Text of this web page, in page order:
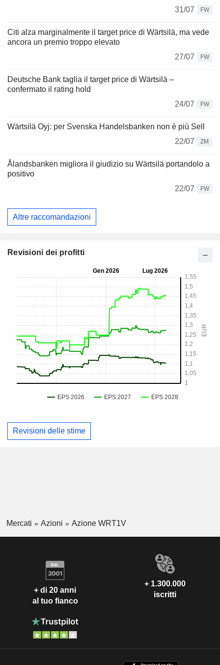
31/07
FW
Citi alza marginalmente il target price di Wärtsilä, ma vede
ancora un premio troppo elevato
27/07
FW
Deutsche Bank taglia il target price di Wärtsilä –
confermato il rating hold
24/07
FW
Wärtsilä Oyj: per Svenska Handelsbanken non è più Sell
22/07
ZM
Ålandsbanken migliora il giudizio su Wärtsilä portandolo a
positivo
22/07
FW
Altre raccomandazioni
Revisioni dei profitti
Revisioni delle stime
Mercati Azioni Azione WRT1V
+ di 20 anni
al tuo fianco
+ 1.300.000
iscritti